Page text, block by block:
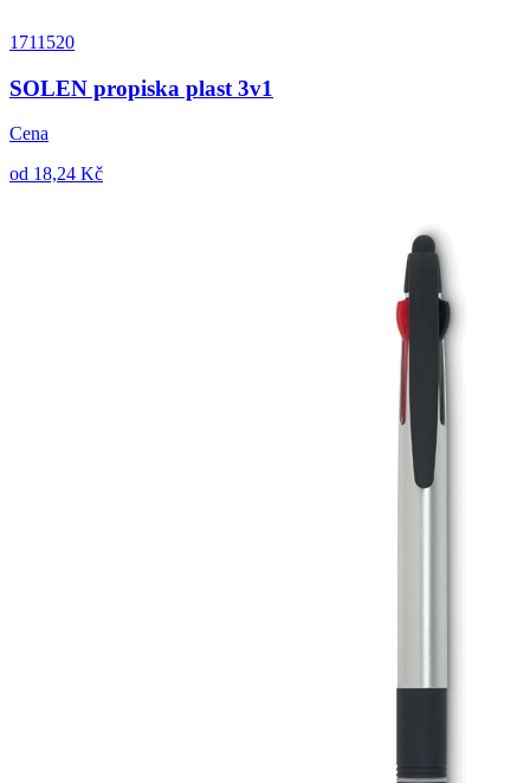
1711520
SOLEN propiska plast 3v1
Cena
od 18,24 Kč